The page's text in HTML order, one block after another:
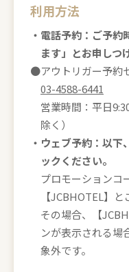
・クラブ2ベッドルー
・クラブ2ベッドル
フペントハウスス
【ボエジャー47クラ
目の前に海が広がる
ンジ」にて朝食とカ
す。
※「ボエジャー47ク
となる可能性があり
詳細はアウトリガ
ゾート公式サイト
【アーリーチェック
・通常3：00PMのと
能です。
※宿泊予約確認証
利用方法
・電話予約：ご予
ます」とお申しつ
●アウトリガー予約
03-4588-6441
営業時間：平日
除く）
・ウェブ予約：以下
ックください。
プロモーションコ
【JCBHOTEL】と
その場合、【
ンが表示される場
象外です。